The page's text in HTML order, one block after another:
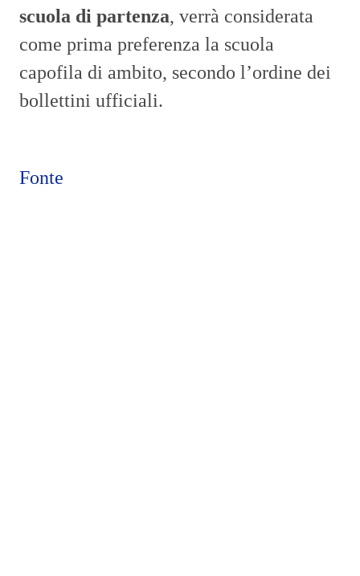
scuola di partenza, verrà considerata
come prima preferenza la scuola
capofila di ambito, secondo l’ordine dei
bollettini ufficiali.
Fonte